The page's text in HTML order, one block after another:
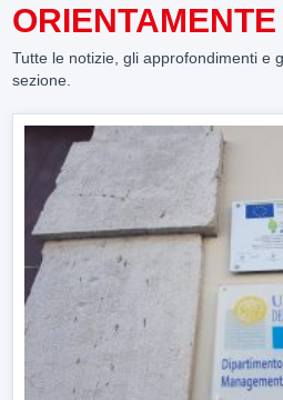
ORIENTAMENTE
Tutte le notizie, gli approfondimenti e
sezione.